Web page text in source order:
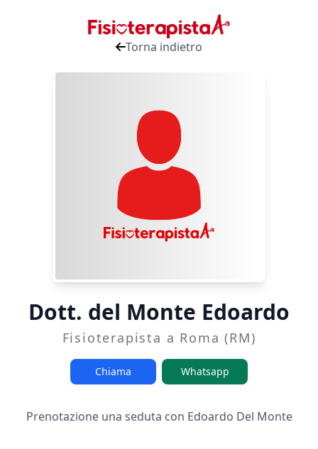
Torna indietro
Dott. del Monte Edoardo
Fisioterapista a Roma (RM)
Chiama Whatsapp
Prenotazione una seduta con Edoardo Del Monte